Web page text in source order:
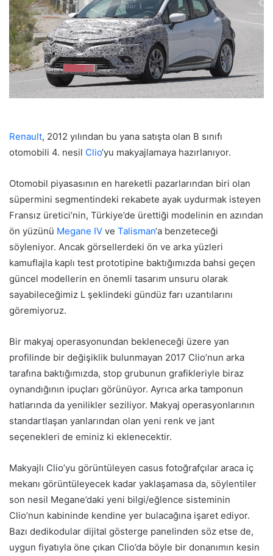
Renault, 2012 yılından bu yana satışta olan B sınıfı
otomobili 4. nesil Clio‘yu makyajlamaya hazırlanıyor.
Otomobil piyasasının en hareketli pazarlarından biri olan
süpermini segmentindeki rekabete ayak uydurmak isteyen
Fransız üretici’nin, Türkiye’de ürettiği modelinin en azından
ön yüzünü Megane IV ve Talisman‘a benzeteceği
söyleniyor. Ancak görsellerdeki ön ve arka yüzleri
kamuflajla kaplı test prototipine baktığımızda bahsi geçen
güncel modellerin en önemli tasarım unsuru olarak
sayabileceğimiz L şeklindeki gündüz farı uzantılarını
göremiyoruz.
Bir makyaj operasyonundan bekleneceği üzere yan
profilinde bir değişiklik bulunmayan 2017 Clio’nun arka
tarafına baktığımızda, stop grubunun grafikleriyle biraz
oynandığının ipuçları görünüyor. Ayrıca arka tamponun
hatlarında da yenilikler seziliyor. Makyaj operasyonlarının
standartlaşan yanlarından olan yeni renk ve jant
seçenekleri de eminiz ki eklenecektir.
Makyajlı Clio’yu görüntüleyen casus fotoğrafçılar araca iç
mekanı görüntüleyecek kadar yaklaşamasa da, söylentiler
son nesil Megane’daki yeni bilgi/eğlence sisteminin
Clio’nun kabininde kendine yer bulacağına işaret ediyor.
Bazı dedikodular dijital gösterge panelinden söz etse de,
uygun fiyatıyla öne çıkan Clio’da böyle bir donanımın kesin